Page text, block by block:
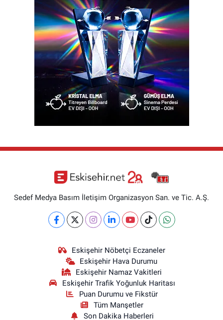
Sedef Medya Basım İletişim Organizasyon San. ve Tic. A.Ş.
Eskişehir Nöbetçi Eczaneler
Eskişehir Hava Durumu
Eskişehir Namaz Vakitleri
Eskişehir Trafik Yoğunluk Haritası
Puan Durumu ve Fikstür
Tüm Manşetler
Son Dakika Haberleri